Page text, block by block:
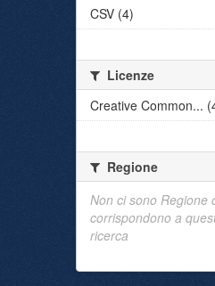
CSV (4)
Licenze
Creative Common...
Regione
Non ci sono Regione
corrispondono a
ricerca